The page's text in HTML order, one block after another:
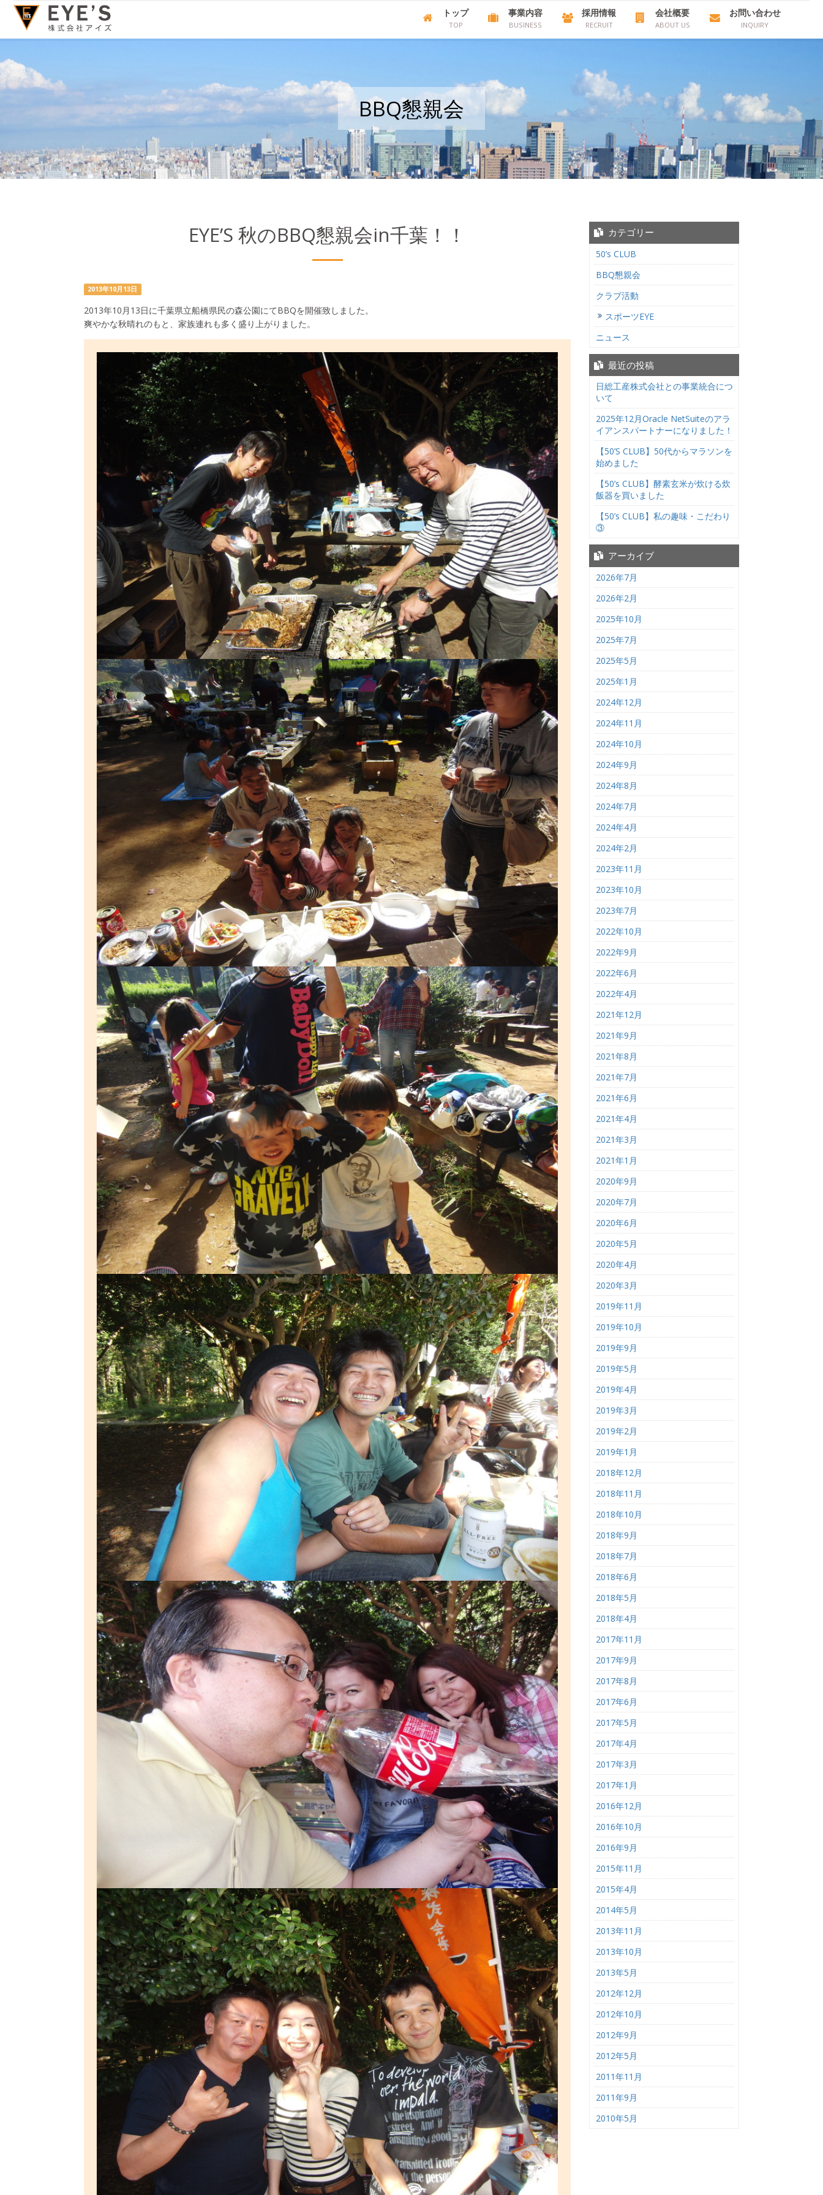
トップ
TOP
事業内容
BUSINESS
採用情報
RECRUIT
会社概要
ABOUT US
お問い合わせ
INQUIRY
BBQ懇親会
EYE’S 秋のBBQ懇親会in千葉！！
2013年10月13日
2013年10月13日に千葉県立船橋県民の森公園にてBBQを開催致しました。
爽やかな秋晴れのもと、家族連れも多く盛り上がりました。
カテゴリー
50’s CLUB
BBQ懇親会
クラブ活動
スポーツEYE
ニュース
最近の投稿
日総工産株式会社との事業統合につ
いて
2025年12月Oracle NetSuiteのアラ
イアンスパートナーになりました！
【50’S CLUB】50代からマラソンを
始めました
【50’s CLUB】酵素玄米が炊ける炊
飯器を買いました
【50’s CLUB】私の趣味・こだわり
③
アーカイブ
2026年7月
2026年2月
2025年10月
2025年7月
2025年5月
2025年1月
2024年12月
2024年11月
2024年10月
2024年9月
2024年8月
2024年7月
2024年4月
2024年2月
2023年11月
2023年10月
2023年7月
2022年10月
2022年9月
2022年6月
2022年4月
2021年12月
2021年9月
2021年8月
2021年7月
2021年6月
2021年4月
2021年3月
2021年1月
2020年9月
2020年7月
2020年6月
2020年5月
2020年4月
2020年3月
2019年11月
2019年10月
2019年9月
2019年5月
2019年4月
2019年3月
2019年2月
2019年1月
2018年12月
2018年11月
2018年10月
2018年9月
2018年7月
2018年6月
2018年5月
2018年4月
2017年11月
2017年9月
2017年8月
2017年6月
2017年5月
2017年4月
2017年3月
2017年1月
2016年12月
2016年10月
2016年9月
2015年11月
2015年4月
2014年5月
2013年11月
2013年10月
2013年5月
2012年12月
2012年10月
2012年9月
2012年5月
2011年11月
2011年9月
2010年5月